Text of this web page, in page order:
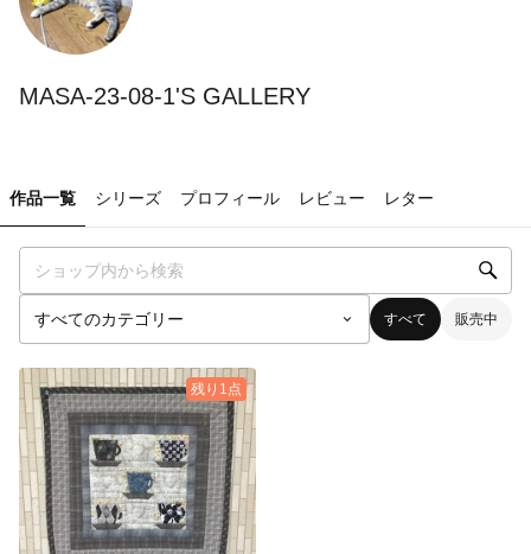
MASA-23-08-1'S GALLERY
作品一覧 シリーズ プロフィール レビュー レター
すべて 販売中
残り1点